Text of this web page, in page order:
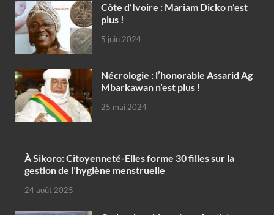
Côte d’Ivoire : Mariam Dicko n’est
plus !
5 juin 2024
Nécrologie : l’honorable Assarid Ag
Mbarkawan n’est plus !
25 mai 2024
À Sikoro: Citoyenneté-Elles forme 30 filles sur la
gestion de l’hygiène menstruelle
24 août 2025